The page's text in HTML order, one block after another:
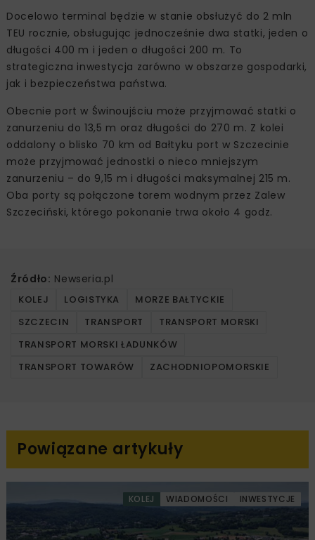
Docelowo terminal będzie w stanie obsłużyć do 2 mln
TEU rocznie, obsługując jednocześnie dwa statki, jeden o
długości 400 m i jeden o długości 200 m. To
strategiczna inwestycja zarówno w obszarze gospodarki,
jak i bezpieczeństwa państwa.
Obecnie port w Świnoujściu może przyjmować statki o
zanurzeniu do 13,5 m oraz długości do 270 m. Z kolei
oddalony o blisko 70 km od Bałtyku port w Szczecinie
może przyjmować jednostki o nieco mniejszym
zanurzeniu – do 9,15 m i długości maksymalnej 215 m.
Oba porty są połączone torem wodnym przez Zalew
Szczeciński, którego pokonanie trwa około 4 godz.
Źródło: Newseria.pl
KOLEJ LOGISTYKA
MORZE BAŁTYCKIE
SZCZECIN
TRANSPORT
TRANSPORT MORSKI
TRANSPORT MORSKI ŁADUNKÓW
TRANSPORT TOWARÓW
ZACHODNIOPOMORSKIE
Powiązane artykuły
KOLEJ WIADOMOŚCI INWESTYCJE